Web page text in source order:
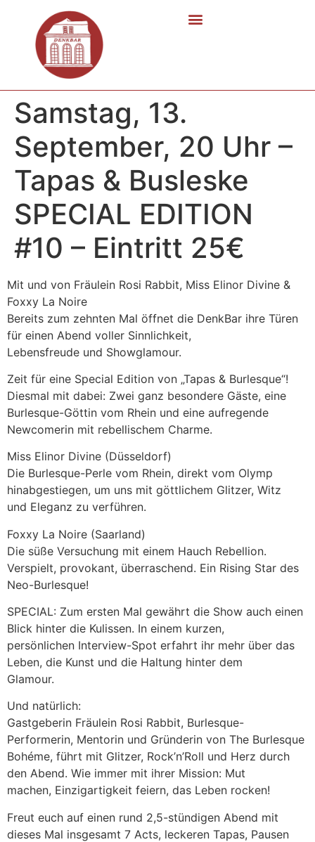
Samstag, 13.
September, 20 Uhr –
Tapas & Busleske
SPECIAL EDITION
#10 – Eintritt 25€
Mit und von Fräulein Rosi Rabbit, Miss Elinor Divine &
Foxxy La Noire
Bereits zum zehnten Mal öffnet die DenkBar ihre Türen
für einen Abend voller Sinnlichkeit,
Lebensfreude und Showglamour.
Zeit für eine Special Edition von „Tapas & Burlesque“!
Diesmal mit dabei: Zwei ganz besondere Gäste, eine
Burlesque-Göttin vom Rhein und eine aufregende
Newcomerin mit rebellischem Charme.
Miss Elinor Divine (Düsseldorf)
Die Burlesque-Perle vom Rhein, direkt vom Olymp
hinabgestiegen, um uns mit göttlichem Glitzer, Witz
und Eleganz zu verführen.
Foxxy La Noire (Saarland)
Die süße Versuchung mit einem Hauch Rebellion.
Verspielt, provokant, überraschend. Ein Rising Star des
Neo-Burlesque!
SPECIAL: Zum ersten Mal gewährt die Show auch einen
Blick hinter die Kulissen. In einem kurzen,
persönlichen Interview-Spot erfahrt ihr mehr über das
Leben, die Kunst und die Haltung hinter dem
Glamour.
Und natürlich:
Gastgeberin Fräulein Rosi Rabbit, Burlesque-
Performerin, Mentorin und Gründerin von The Burlesque
Bohéme, führt mit Glitzer, Rock’n’Roll und Herz durch
den Abend. Wie immer mit ihrer Mission: Mut
machen, Einzigartigkeit feiern, das Leben rocken!
Freut euch auf einen rund 2,5-stündigen Abend mit
dieses Mal insgesamt 7 Acts, leckeren Tapas, Pausen